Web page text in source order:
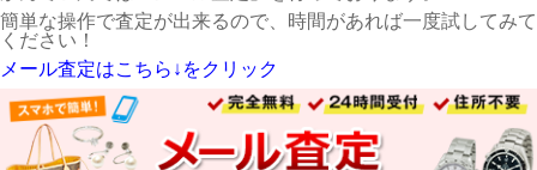
簡単な操作で査定が出来るので、時間があれば一度試してみて
ください！
メール査定はこちら↓をクリック